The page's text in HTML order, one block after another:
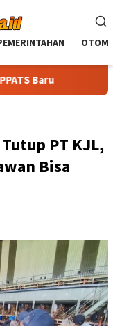
Reinhard Wariki
PT KJL,
Bisa